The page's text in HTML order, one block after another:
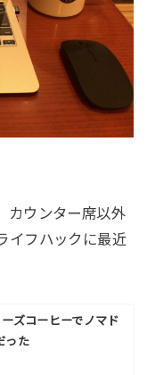
カウンター席以外
イフハックに最近
ズコーヒーでノマド
った